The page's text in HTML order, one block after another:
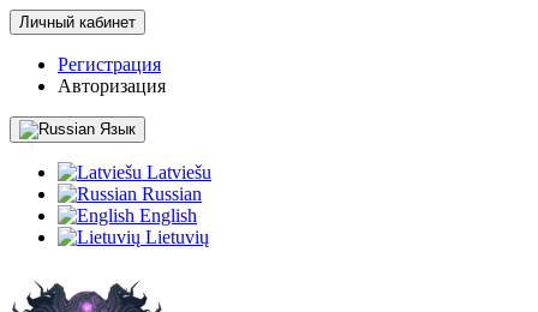
Личный кабинет
Регистрация
Авторизация
Язык
Latviešu
Russian
English
Lietuvių